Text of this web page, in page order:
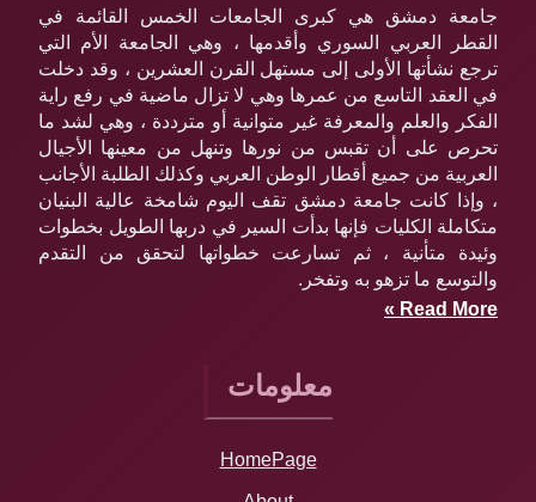
جامعة دمشق هي كبرى الجامعات الخمس القائمة في
القطر العربي السوري وأقدمها ، وهي الجامعة الأم التي
ترجع نشأتها الأولى إلى مستهل القرن العشرين ، وقد دخلت
في العقد التاسع من عمرها وهي لا تزال ماضية في رفع راية
الفكر والعلم والمعرفة غير متوانية أو مترددة ، وهي لشد ما
تحرص على أن تقبس من نورها وتنهل من معينها الأجيال
العربية من جميع أقطار الوطن العربي وكذلك الطلبة الأجانب
، وإذا كانت جامعة دمشق تقف اليوم شامخة عالية البنيان
متكاملة الكليات فإنها بدأت السير في دربها الطويل بخطوات
وئيدة متأنية ، ثم تسارعت خطواتها لتحقق من التقدم
والتوسع ما تزهو به وتفخر.
Read More »
معلومات
HomePage